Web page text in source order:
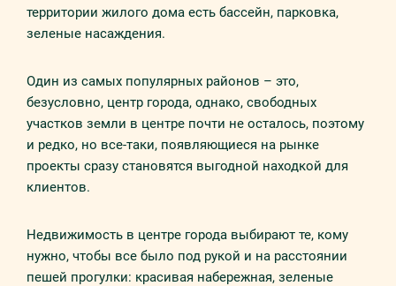
территории жилого дома есть бассейн, парковка,
зеленые насаждения.
Один из самых популярных районов – это,
безусловно, центр города, однако, свободных
участков земли в центре почти не осталось, поэтому
и редко, но все-таки, появляющиеся на рынке
проекты сразу становятся выгодной находкой для
клиентов.
Недвижимость в центре города выбирают те, кому
нужно, чтобы все было под рукой и на расстоянии
пешей прогулки: красивая набережная, зеленые